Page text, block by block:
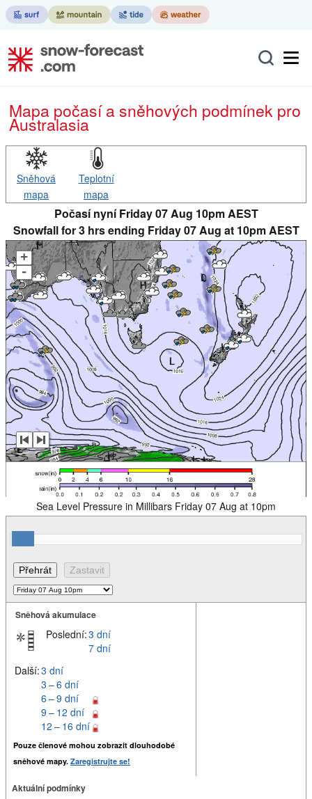
Mapa počasí a sněhových podmínek pro
Australasia
Sněhová
mapa
Teplotní
mapa
Počasí nyní Friday 07 Aug 10pm AEST
Snowfall for 3 hrs ending Friday 07 Aug at 10pm AEST
+
-
Sea Level Pressure in Millibars Friday 07 Aug at 10pm
Sněhová akumulace
Poslední:3 dní
7 dní
Další:3 dní
3 – 6 dní
6 – 9 dní
9 – 12 dní
12 – 16 dní
Pouze členové mohou zobrazit dlouhodobé
sněhové mapy. Zaregistrujte se!
Aktuální podmínky